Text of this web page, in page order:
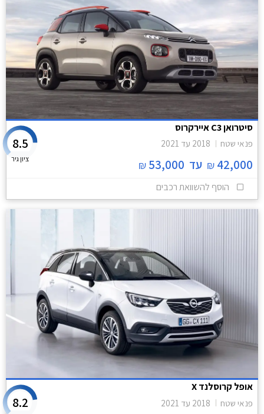
סיטרואן C3 איירקרוס
פנאי שטח 2018 עד 2021
42,000
₪ עד 53,000
₪
8.5
ציון גיר
הוסף להשוואת רכבים
אופל קרוסלנד X
פנאי שטח 2018 עד 2021
8.2